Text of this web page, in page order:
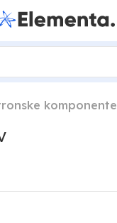
komponente